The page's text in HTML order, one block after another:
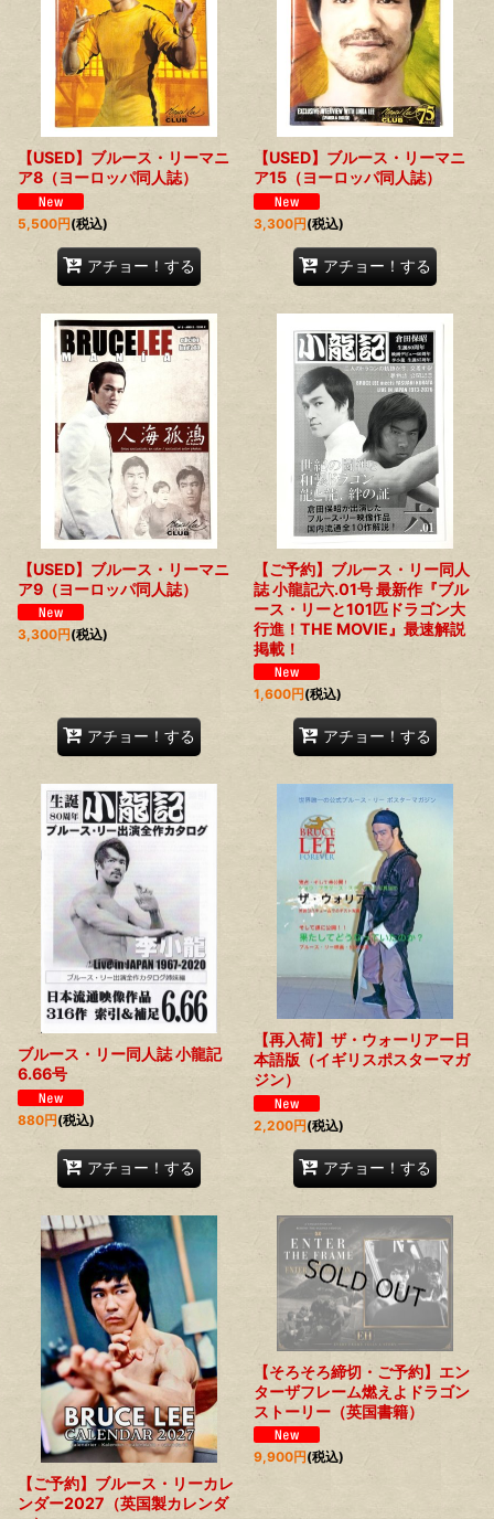
【USED】ブルース・リーマニ
ア8（ヨーロッパ同人誌）
5,500円(税込)
アチョー！する
【USED】ブルース・リーマニ
ア15（ヨーロッパ同人誌）
3,300円(税込)
アチョー！する
【USED】ブルース・リーマニ
ア9（ヨーロッパ同人誌）
3,300円(税込)
アチョー！する
【ご予約】ブルース・リー同人
誌 小龍記六.01号 最新作『ブル
ース・リーと101匹ドラゴン大
行進！THE MOVIE』最速解説
掲載！
1,600円(税込)
アチョー！する
ブルース・リー同人誌 小龍記
6.66号
880円(税込)
アチョー！する
【再入荷】ザ・ウォーリアー日
本語版（イギリスポスターマガ
ジン）
2,200円(税込)
アチョー！する
【ご予約】ブルース・リーカレ
ンダー2027（英国製カレンダ
【そろそろ締切・ご予約】エン
ターザフレーム燃えよドラゴン
ストーリー（英国書籍）
9,900円(税込)